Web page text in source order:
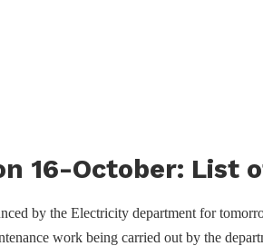
16-October: List
by the Electricity department for
work being carried out by the